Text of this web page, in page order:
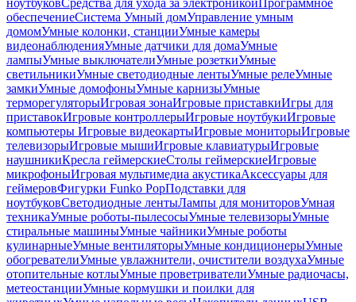
ноутбуковСредства для ухода за электроникойПрограммное
обеспечениеСистема Умный домУправление умным
домомУмные колонки, станцииУмные камеры
видеонаблюденияУмные датчики для домаУмные
лампыУмные выключателиУмные розеткиУмные
светильникиУмные светодиодные лентыУмные релеУмные
замкиУмные домофоныУмные карнизыУмные
терморегуляторыИгровая зонаИгровые приставкиИгры для
приставокИгровые контроллерыИгровые ноутбукиИгровые
компьютеры Игровые видеокартыИгровые мониторыИгровые
телевизорыИгровые мышиИгровые клавиатурыИгровые
наушникиКресла геймерскиеСтолы геймерскиеИгровые
микрофоныИгровая мультимедиа акустикаАксессуары для
геймеровФигурки Funko PopПодставки для
ноутбуковСветодиодные лентыЛампы для мониторовУмная
техникаУмные роботы-пылесосыУмные телевизорыУмные
стиральные машиныУмные чайникиУмные роботы
кулинарныеУмные вентиляторыУмные кондиционерыУмные
обогревателиУмные увлажнители, очистители воздухаУмные
отопительные котлыУмные проветривателиУмные радиочасы,
метеостанцииУмные кормушки и поилки для